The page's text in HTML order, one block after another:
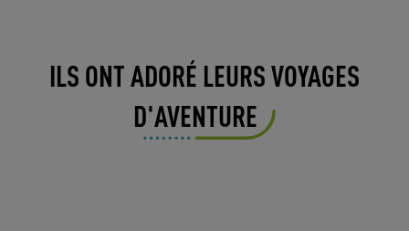
ILS ONT ADORÉ LEURS VOYAGES
D'AVENTURE